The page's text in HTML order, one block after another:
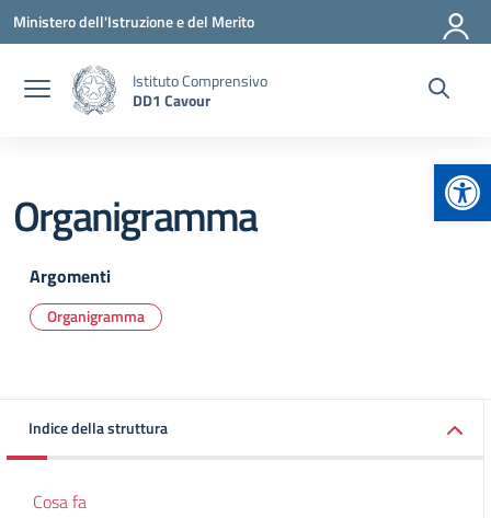
Vai ai contenuti
Vai al menu di navigazione
Vai al footer
Ministero dell'Istruzione e del Merito
Istituto Comprensivo
DD1 Cavour
Organigramma
Argomenti
Organigramma
Indice della struttura
Cosa fa